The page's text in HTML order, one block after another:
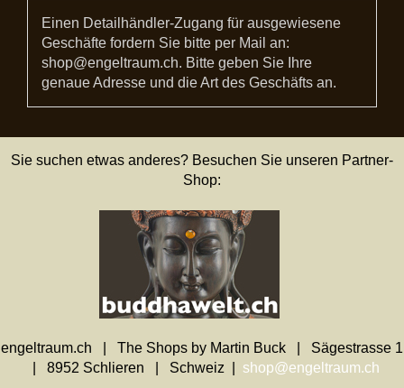
Einen Detailhändler-Zugang für ausgewiesene
Geschäfte fordern Sie bitte per Mail an:
shop@engeltraum.ch. Bitte geben Sie Ihre
genaue Adresse und die Art des Geschäfts an.
Sie suchen etwas anderes? Besuchen Sie unseren Partner-
Shop:
engeltraum.ch | The Shops by Martin Buck | Sägestrasse 1
| 8952 Schlieren | Schweiz | shop@engeltraum.ch